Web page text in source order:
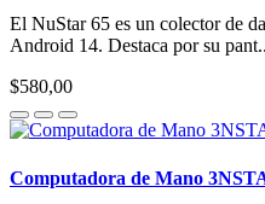
El NuStar 65 es un colector de
Android 14. Destaca por su pant..
$580,00
Computadora de Mano